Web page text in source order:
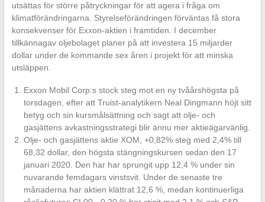
utsättas för större påtryckningar för att agera i fråga om
klimatförändringarna. Styrelseförändringen förväntas få stora
konsekvenser för Exxon-aktien i framtiden. I december
tillkännagav oljebolaget planer på att investera 15 miljarder
dollar under de kommande sex åren i projekt för att minska
utsläppen.
Exxon Mobil Corp:s stock steg mot en ny tvåårshögsta på
torsdagen, efter att Truist-analytikern Neal Dingmann höjt sitt
betyg och sin kursmålsättning och sagt att olje- och
gasjättens avkastningsstrategi blir ännu mer aktieägarvänlig.
Olje- och gasjättens aktie XOM, +0,82% steg med 2,4% till
68,32 dollar, den högsta stängningskursen sedan den 17
januari 2020. Den har har sprungit upp 12,4 % under sin
nuvarande femdagars vinstsvit. Under de senaste tre
månaderna har aktien klättrat 12,6 %, medan kontinuerliga